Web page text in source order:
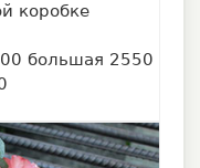
коробке
большая 2550